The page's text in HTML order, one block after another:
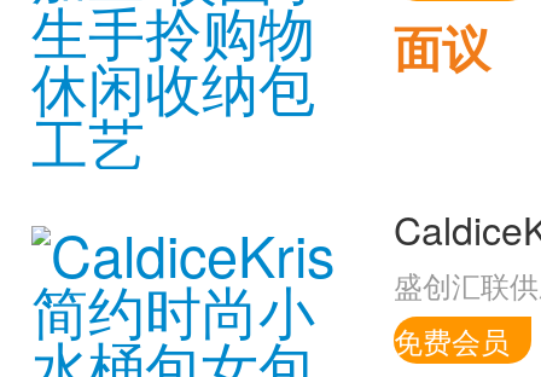
面议
盛创汇联
免费会员